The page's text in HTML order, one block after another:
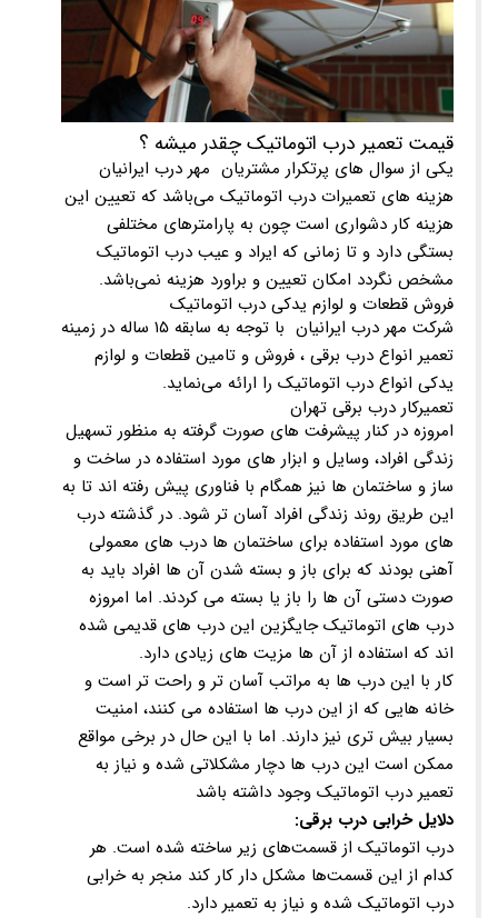
قیمت تعمیر درب اتوماتیک چقدر میشه ؟
یکی از سوال های پرتکرار مشتریان مهر درب ایرانیان
هزینه های تعمیرات درب اتوماتیک می‌باشد که تعیین این
هزینه کار دشواری است چون به پارامترهای مختلفی
بستگی دارد و تا زمانی که ایراد و عیب درب اتوماتیک
مشخص نگردد امکان تعیین و براورد هزینه نمی‌باشد.
فروش قطعات و لوازم یدکی درب اتوماتیک
شرکت مهر درب ایرانیان با توجه به سابقه ۱۵ ساله در زمینه
تعمیر انواع درب برقی ، فروش و تامین قطعات و لوازم
یدکی انواع درب اتوماتیک را ارائه می‌نماید.
تعمیرکار درب برقی تهران
امروزه در کنار پیشرفت های صورت گرفته به منظور تسهیل
زندگی افراد، وسایل و ابزار های مورد استفاده در ساخت و
ساز و ساختمان ها نیز همگام با فناوری پیش رفته اند تا به
این طریق روند زندگی افراد آسان تر شود. در گذشته درب
های مورد استفاده برای ساختمان ها درب های معمولی
آهنی بودند که برای باز و بسته شدن آن ها افراد باید به
صورت دستی آن ها را باز یا بسته می کردند. اما امروزه
درب های اتوماتیک جایگزین این درب های قدیمی شده
اند که استفاده از آن ها مزیت های زیادی دارد.
کار با این درب ها به مراتب آسان تر و راحت تر است و
خانه هایی که از این درب ها استفاده می کنند، امنیت
بسیار بیش تری نیز دارند. اما با این حال در برخی مواقع
ممکن است این درب ها دچار مشکلاتی شده و نیاز به
تعمیر درب اتوماتیک وجود داشته باشد
دلایل خرابی درب برقی:
درب اتوماتیک از قسمت‌های زیر ساخته شده است. هر
کدام از این قسمت‌ها مشکل دار کار کند منجر به خرابی
درب اتوماتیک شده و نیاز به تعمیر دارد.